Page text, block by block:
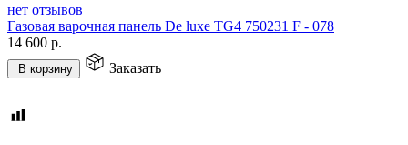
нет отзывов
Газовая варочная панель De luxe TG4 750231 F - 078
14 600 р.
В корзину Заказать